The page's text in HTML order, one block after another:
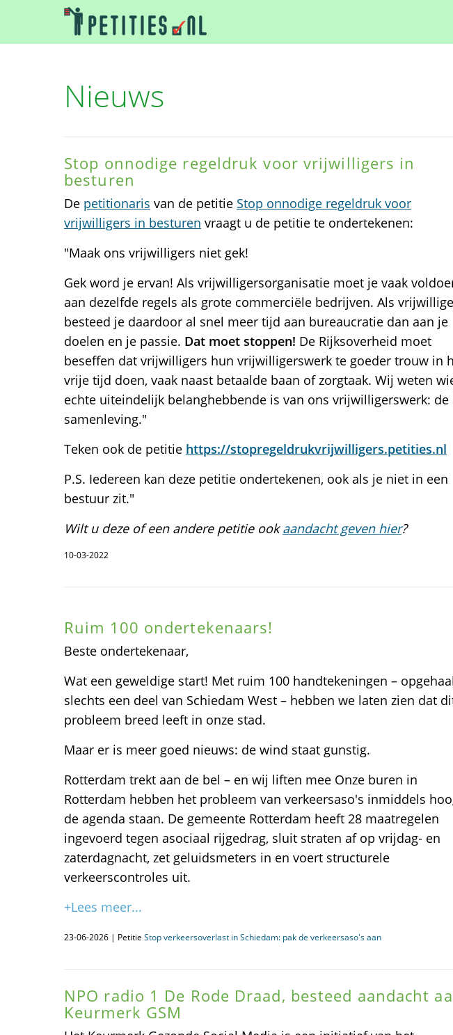
Nieuws
Stop onnodige regeldruk voor vrijwilligers in
besturen
De petitionaris van de petitie Stop onnodige regeldruk voor
vrijwilligers in besturen vraagt u de petitie te ondertekenen:
"Maak ons vrijwilligers niet gek!
Gek word je ervan! Als vrijwilligersorganisatie moet je vaak
aan dezelfde regels als grote commerciële bedrijven. Als
besteed je daardoor al snel meer tijd aan bureaucratie dan aan je
doelen en je passie. Dat moet stoppen! De Rijksoverheid moet
beseffen dat vrijwilligers hun vrijwilligerswerk te goeder trouw in
vrije tijd doen, vaak naast betaalde baan of zorgtaak. Wij weten
echte uiteindelijk belanghebbende is van ons vrijwilligerswerk: de
samenleving."
Teken ook de petitie https://stopregeldrukvrijwilligers.petities.nl
P.S. Iedereen kan deze petitie ondertekenen, ook als je niet in een
bestuur zit."
Wilt u deze of een andere petitie ookaandacht geven hier?
10-03-2022
Ruim 100 ondertekenaars!
Beste ondertekenaar,
Wat een geweldige start! Met ruim 100 handtekeningen –
slechts een deel van Schiedam West – hebben we laten zien dat
probleem breed leeft in onze stad.
Maar er is meer goed nieuws: de wind staat gunstig.
Rotterdam trekt aan de bel – en wij liften mee Onze buren in
Rotterdam hebben het probleem van verkeersaso's inmiddels
de agenda staan. De gemeente Rotterdam heeft 28 maatregelen
ingevoerd tegen asociaal rijgedrag, sluit straten af op vrijdag- en
zaterdagnacht, zet geluidsmeters in en voert structurele
verkeerscontroles uit.
+Lees meer...
23-06-2026 | Petitie Stop verkeersoverlast in Schiedam: pak de verkeersaso's aan
NPO radio 1 De Rode Draad, besteed aandacht
Keurmerk GSM